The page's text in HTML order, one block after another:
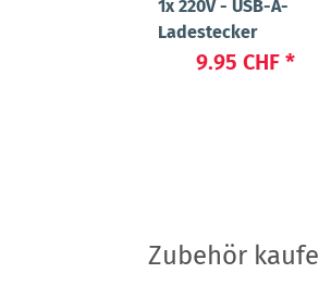
1x 220V - USB-A-
Ladestecker
9.95 CHF *
Zubehör